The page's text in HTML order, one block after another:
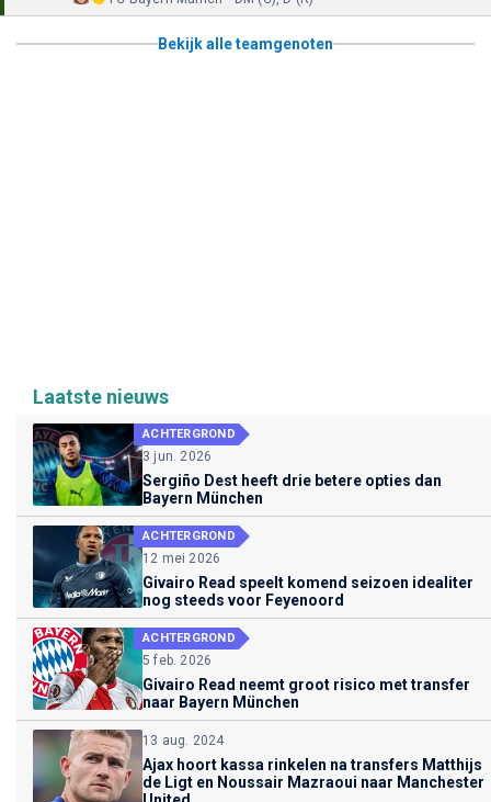
Bekijk alle teamgenoten
Laatste nieuws
ACHTERGROND
3 jun. 2026
Sergiño Dest heeft drie betere opties dan
Bayern München
ACHTERGROND
12 mei 2026
Givairo Read speelt komend seizoen idealiter
nog steeds voor Feyenoord
ACHTERGROND
5 feb. 2026
Givairo Read neemt groot risico met transfer
naar Bayern München
13 aug. 2024
Ajax hoort kassa rinkelen na transfers Matthijs
de Ligt en Noussair Mazraoui naar Manchester